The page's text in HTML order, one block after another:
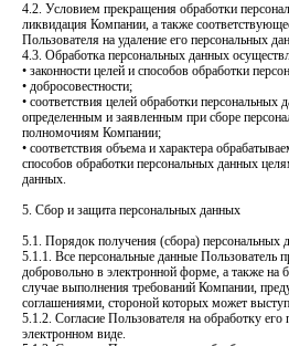
4.2. Условием прекращения обработки
ликвидация Компании, а также
Пользователя на удаление его персональных
4.3. Обработка персональных данных
• законности целей и способов обработки
• добросовестности;
• соответствия целей обработки персональных
определенным и заявленным при сборе
полномочиям Компании;
• соответствия объема и характера
способов обработки персональных данных
данных.
5. Сбор и защита персональных данных
5.1. Порядок получения (сбора) персональных
5.1.1. Все персональные данные Пользователь
добровольно в электронной форме, а также на
случае выполнения требований Компании,
соглашениями, стороной которых может
5.1.2. Согласие Пользователя на обработку
электронном виде.